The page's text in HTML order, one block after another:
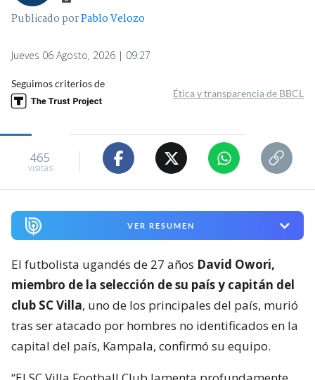
Publicado porPablo Velozo
Jueves 06 Agosto, 2026 | 09:27
Seguimos criterios de
Ética y transparencia de BBCL
465
visitas
VER RESUMEN
El futbolista ugandés de 27 años David Owori,
miembro de la selección de su país y capitán del
club SC Villa, uno de los principales del país, murió
tras ser atacado por hombres no identificados en la
capital del país, Kampala, confirmó su equipo.